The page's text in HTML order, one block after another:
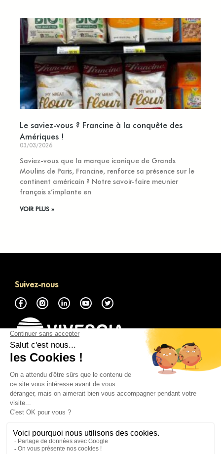
Le saviez-vous ? Francine à la conquête des
Amériques !
03/03/2026
Saviez-vous que la marque iconique de Grands
Moulins de Paris, Francine, renforce sa présence sur le
continent américain ? Notre savoir-faire meunier
français s’implante en
VOIR PLUS »
Suivez-nous
À propos
Accéder à la Marketplace GMP
Nous contacter
Mentions légales